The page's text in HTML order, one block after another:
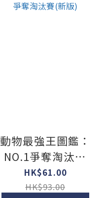
動物最強王圖鑑：
NO.1爭奪淘汰賽
(新版)
HK$61.00
HK$93.00